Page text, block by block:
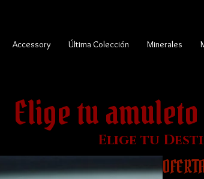
Accessory Última Colección Minerales
Elige tu amuleto
Elige tu